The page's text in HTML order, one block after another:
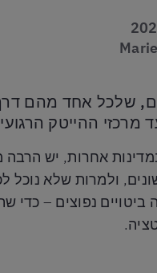
אחד מהם דרך
ההייטק
אחרות, יש
וכמעט אלף מקצועות שונים,